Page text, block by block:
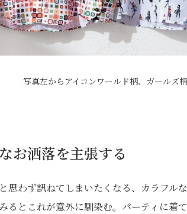
写真左からアイコンワールド柄、ガールズ柄
お洒落を主張する
思わず訊ねてしまいたくなる、カラフル
るとこれが意外に馴染む。パーティに着